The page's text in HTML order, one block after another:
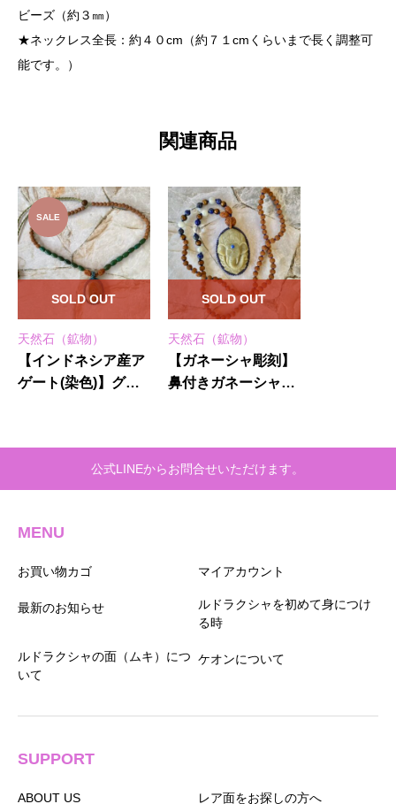
ビーズ（約３㎜）
★ネックレス全長：約４０cm（約７１cmくらいまで長く調整可
能です。）
関連商品
天然石（鉱物）
【インドネシア産ア
ゲート(染色)】グリ
SALE
SOLD OUT
天然石（鉱物）
【ガネーシャ彫刻】
鼻付きガネーシャ★
SOLD OUT
公式LINEからお問合せいただけます。
MENU
お買い物カゴ マイアカウント
最新のお知らせ
ルドラクシャを初めて身につけ
る時
ルドラクシャの面（ムキ）につ
いて
ケオンについて
SUPPORT
ABOUT US レア面をお探しの方へ